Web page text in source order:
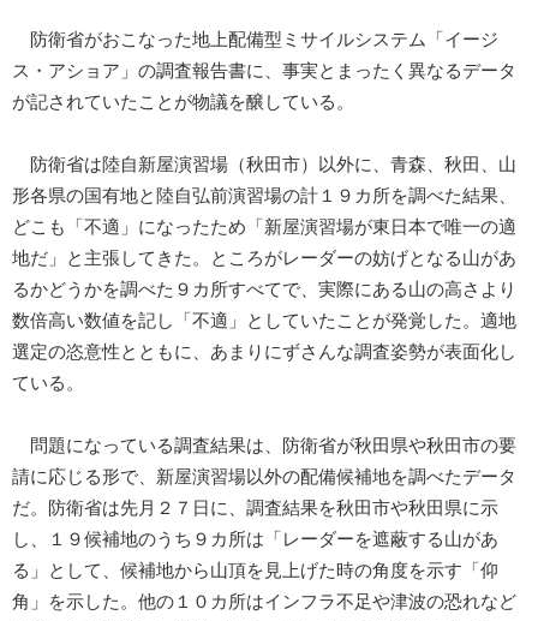
防衛省がおこなった地上配備型ミサイルシステム「イージ
ス・アショア」の調査報告書に、事実とまったく異なるデータ
が記されていたことが物議を醸している。
防衛省は陸自新屋演習場（秋田市）以外に、青森、秋田、山
形各県の国有地と陸自弘前演習場の計１９カ所を調べた結果、
どこも「不適」になったため「新屋演習場が東日本で唯一の適
地だ」と主張してきた。ところがレーダーの妨げとなる山があ
るかどうかを調べた９カ所すべてで、実際にある山の高さより
数倍高い数値を記し「不適」としていたことが発覚した。適地
選定の恣意性とともに、あまりにずさんな調査姿勢が表面化し
ている。
問題になっている調査結果は、防衛省が秋田県や秋田市の要
請に応じる形で、新屋演習場以外の配備候補地を調べたデータ
だ。防衛省は先月２７日に、調査結果を秋田市や秋田県に示
し、１９候補地のうち９カ所は「レーダーを遮蔽する山があ
る」として、候補地から山頂を見上げた時の角度を示す「仰
角」を示した。他の１０カ所はインフラ不足や津波の恐れなど